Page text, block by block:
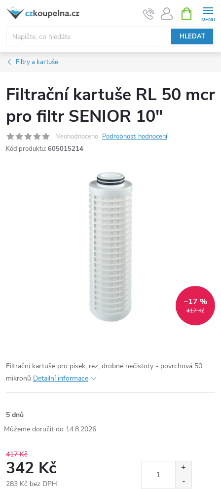
Přejít
obsah
HLEDAT
NÁKUPNÍ
KOŠÍK
Filtry a kartuše
Filtrační kartuše RL 50 mcr
pro filtr SENIOR 10"
Neohodnoceno Podrobnosti hodnocení
Kód produktu: 605015214
417 Kč
–17 %
Filtrační kartuše pro písek, rez, drobné nečistoty - povrchová 50
mikronů Detailní informace
5 dnů
14.8.2026
417 Kč
342 Kč
283 Kč bez DPH